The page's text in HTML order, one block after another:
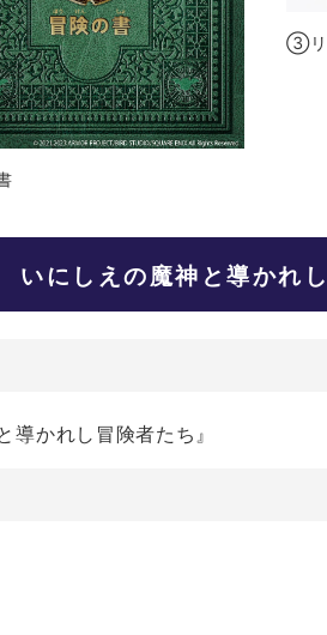
③リ
いにしえの魔神と導かれ
かれし冒険者たち』